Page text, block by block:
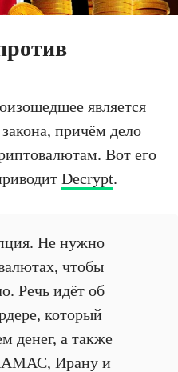
является
причём дело
Вот его
Decrypt.
Не нужно
чтобы
Речь идёт об
который
денег, а также
Ирану и